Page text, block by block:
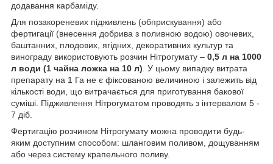
додавання карбаміду.
Для позакореневих підживлень (обприскування) або
фертигації (внесення добрива з поливною водою) овочевих,
баштанних, плодових, ягідних, декоративних культур та
винограду використовують розчин Нітрогумату – 0,5 л на 1000
л води (1 чайна ложка на 10 л). У цьому випадку витрата
препарату на 1 Га не є фіксованою величиною і залежить від
кількості води, що витрачається для приготування бакової
суміші. Підживлення Нітрогуматом проводять з інтервалом 5 -
7 діб.
Фертигацію розчином Нітрогумату можна проводити будь-
яким доступним способом: шланговим поливом, дощуванням
або через систему крапельного поливу.